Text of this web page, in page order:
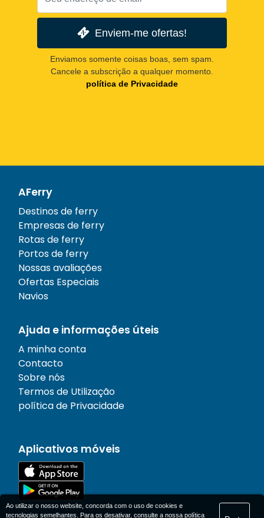
Enviem-me ofertas!
Enviamos somente coisas boas, sem spam.
Cancele a subscrição a qualquer momento.
política de Privacidade
AFerry
Destinos de ferry
Empresas de ferry
Rotas de ferry
Portos de ferry
Nossas avaliações
Ofertas Especiais
Navios
Ajuda e informações úteis
A minha conta
Contacto
Sobre nós
Termos de Utilização
política de Privacidade
Aplicativos móveis
Ao utilizar o nosso website, concorda com o uso de cookies e
tecnologias semelhantes. Para os desativar, consulte a nossa política